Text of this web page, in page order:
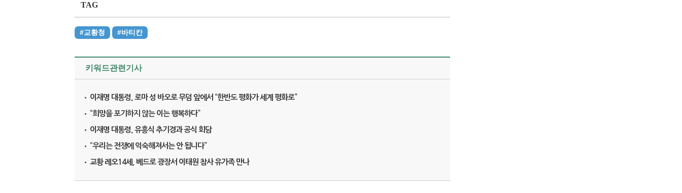
TAG
#교황청 #바티칸
키워드관련기사
이재명 대통령, 로마 성 바오로 무덤 앞에서 “한반도 평화가 세계 평화로”
“희망을 포기하지 않는 이는 행복하다”
이재명 대통령, 유흥식 추기경과 공식 회담
“우리는 전쟁에 익숙해져서는 안 됩니다”
교황 레오14세, 베드로 광장서 이태원 참사 유가족 만나